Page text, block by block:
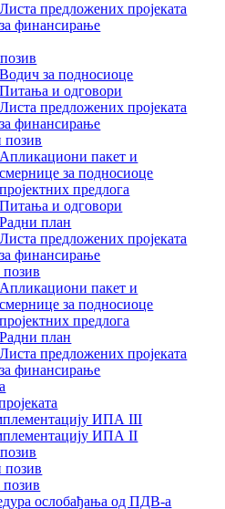
Листа предложених пројеката
за финансирање
Водич за подносиоце
Питања и одговори
Листа предложених пројеката
за финансирање
позив
Апликациони пакет и
смернице за подносиоце
пројектних предлога
Питања и одговори
Радни план
Листа предложених пројеката
за финансирање
Апликациони пакет и
смернице за подносиоце
пројектних предлога
Радни план
Листа предложених пројеката
за финансирање
ИПА III
ИПА II
позив
ослобађања од ПДВ-а